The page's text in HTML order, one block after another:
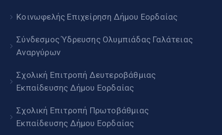
Κοινωφελής Επιχείρηση Δήμου Εορδαίας
Σύνδεσμος Ύδρευσης Ολυμπιάδας Γαλάτειας
Αναργύρων
Σχολική Επιτροπή Δευτεροβάθμιας
Εκπαίδευσης Δήμου Εορδαίας
Σχολική Επιτροπή Πρωτοβάθμιας
Εκπαίδευσης Δήμου Εορδαίας